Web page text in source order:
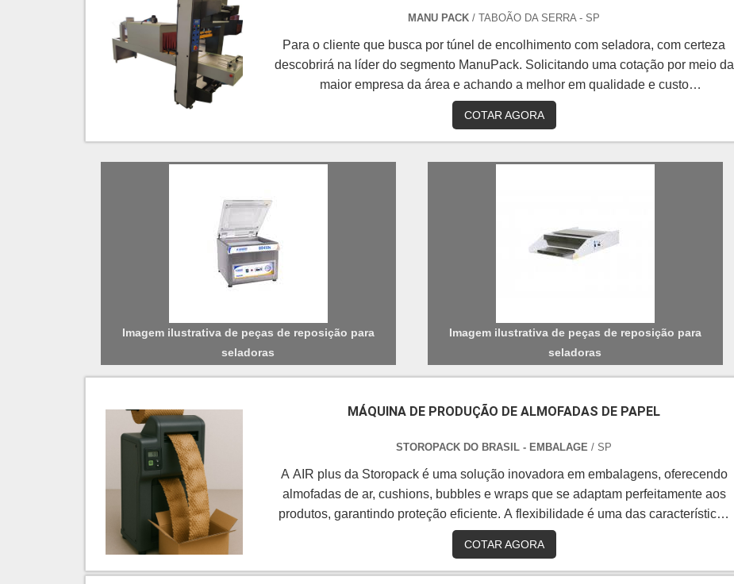
MANU PACK/ TABOÃO DA SERRA - SP
Para o cliente que busca por túnel de encolhimento com seladora, com certeza
descobrirá na líder do segmento ManuPack. Solicitando uma cotação por meio da
maior empresa da área e achando a melhor em qualidade e custo
benefício.Quando o tema é túnel de encolhimento com seladora, com os
melhores profissionais da ManuPack alcançará excelente custo-benefício com
soluções completas em embalagens shrink aos clientes.OUTRAS
INFORMAÇÕES SOB...
COTAR AGORA
Imagem ilustrativa de peças de reposição para
seladoras
Imagem ilustrativa de peças de reposição para
seladoras
MÁQUINA DE PRODUÇÃO DE ALMOFADAS DE PAPEL
STOROPACK DO BRASIL - EMBALAGE / SP
A AIR plus da Storopack é uma solução inovadora em embalagens, oferecendo
almofadas de ar, cushions, bubbles e wraps que se adaptam perfeitamente aos
produtos, garantindo proteção eficiente. A flexibilidade é uma das características
fundamentais desses produtos, permitindo que a embalagem se molde às
necessidades específicas de cada item.
COTAR AGORA